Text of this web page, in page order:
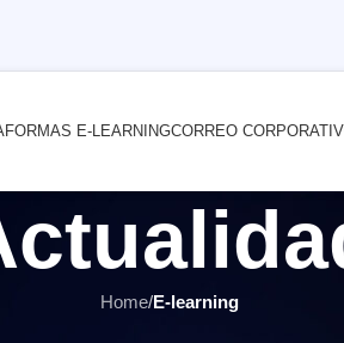
E-LEARNINGCORREO
Home/E-learning